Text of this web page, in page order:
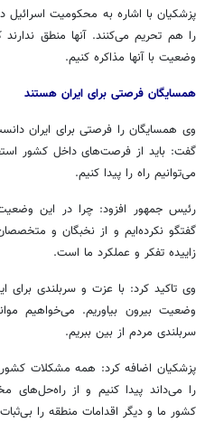
پزشکیان با اشاره به محکومیت اسرائیل
را هم تحریم می‌کنند. آنها منطق ندارند
وضعیت با آنها مذاکره کنیم.
همسایگان فرصتی برای ایران هستند
وی همسایگان را فرصتی برای ایران
گفت: باید از فرصت‌های داخل کشور
می‌توانیم راه را پیدا کنیم.
رئیس جمهور افزود: چرا در این
گفتگو نکرده‌ایم و از نخبگان و
زاییده تفکر و عملکرد ما است.
وی تاکید کرد: با عزت و سربلندی برای
وضعیت بیرون بیاوریم. می‌خواهیم
سربلندی مردم از بین ببریم.
پزشکیان اضافه کرد: همه مشکلات کشور
را می‌داند پیدا کنیم و از راه‌حل‌های
کشور ما و دیگر اقدامات منطقه را